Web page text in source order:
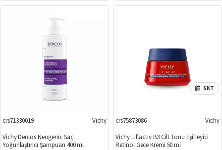
crs71330019
Vichy
Vichy Dercos Neogenic Saç
Yoğunlaştırıcı Şampuan 400 ml
SKT
crs75873086
Vichy
Vichy Liftactiv B3 Cilt Tonu Eşitleyici
Retinol Gece Kremi 50 ml